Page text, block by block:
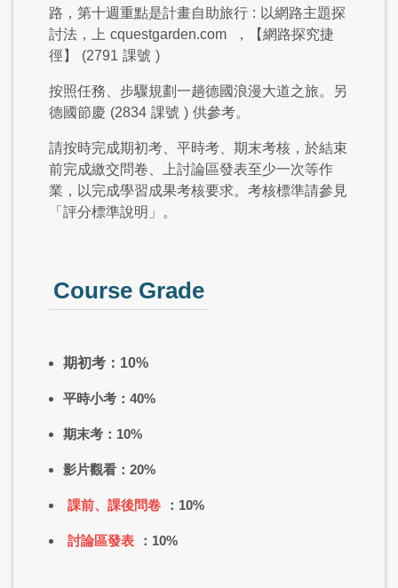
路，第十週重點是計畫自助旅行 : 以網路主題探
討法，上 cquestgarden.com
，【網路探究捷
徑】
(2791 課號 )
按照任務、步驟規劃一趟德國浪漫大道之旅。另
德國節慶 (2834 課號 ) 供參考。
請按時完成期初考、平時考、期末考核，於結束
前完成繳交問卷、上討論區發表至少一次等作
業，以完成學習成果考核要求。考核標準請參見
「評分標準說明」。
Course Grade
期初考：10%
平時小考：40%
期末考：10%
影片觀看：20%
課前、課後問卷 ：10%
討論區發表 ：10%